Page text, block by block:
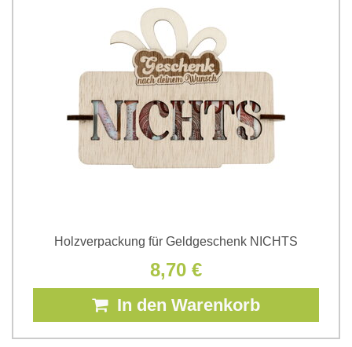
Holzverpackung für Geldgeschenk NICHTS
8,70 €
In den Warenkorb